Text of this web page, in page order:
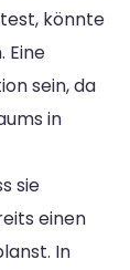
könnte
Eine
sein, da
in
sie
einen
In